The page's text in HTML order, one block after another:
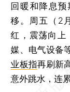
回暖和降息
移。周五（2
红，震荡向上
媒、电气设备
业板指再刷新
意外跳水，连